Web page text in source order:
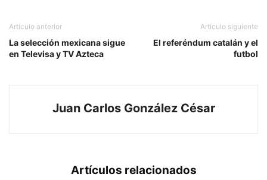
Artículo anterior
La selección mexicana sigue
en Televisa y TV Azteca
Artículo siguiente
El referéndum catalán y el
futbol
Juan Carlos González César
Artículos relacionados